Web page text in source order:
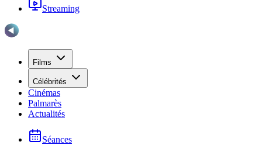
Streaming
Films
Célébrités
Cinémas
Palmarès
Actualités
Séances